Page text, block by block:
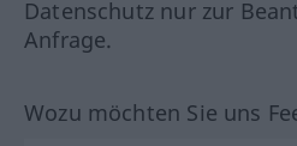
Datenschutz nur zur
Anfrage.
Wozu möchten Sie uns